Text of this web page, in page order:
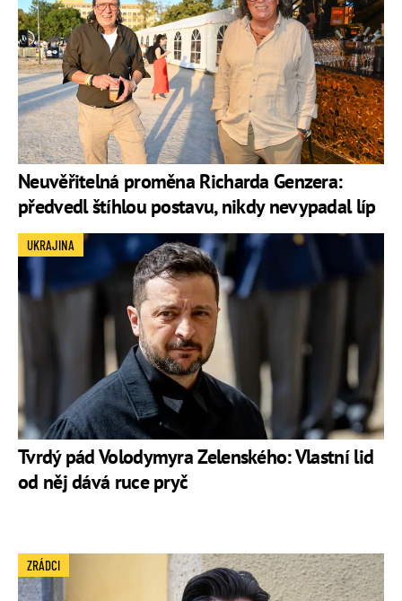
Neuvěřitelná proměna Richarda Genzera:
předvedl štíhlou postavu, nikdy nevypadal líp
Tvrdý pád Volodymyra Zelenského: Vlastní lid
od něj dává ruce pryč
UKRAJINA
ZRÁDCI